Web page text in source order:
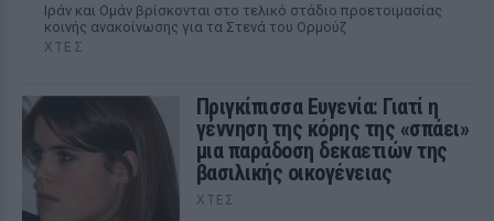
Ιράν και Ομάν βρίσκονται στο τελικό στάδιο προετοιμασίας
κοινής ανακοίνωσης για τα Στενά του Ορμούζ
ΧΤΕΣ
Πριγκίπισσα Ευγενία: Γιατί η
γέννηση της κόρης της «σπάει»
μια παράδοση δεκαετιών της
βασιλικής οικογένειας
ΧΤΕΣ